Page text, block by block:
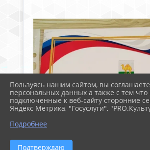
Пользуясь нашим сайтом, вы
персональных данных а также с тем
подключенные к веб-сайту сторонние
Яндекс Метрика, "Госуслуги",
Подробнее
Подтверждаю